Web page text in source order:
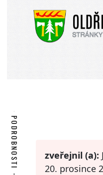
PODROBNOSTI zveřejnil (a):
20. prosince